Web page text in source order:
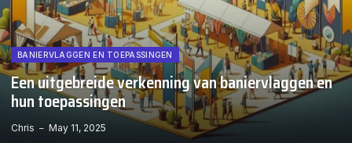
BANIERVLAGGEN EN TOEPASSINGEN
Een uitgebreide verkenning van baniervlaggen en
hun toepassingen
Chris May 11, 2025